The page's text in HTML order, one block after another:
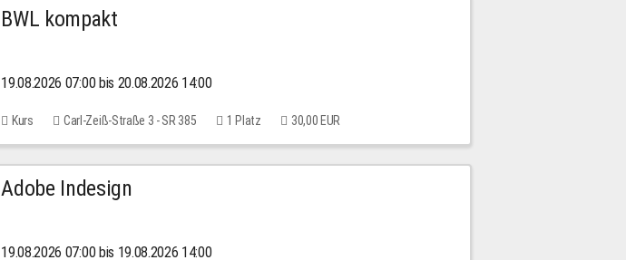
BWL kompakt
19.08.2026 07:00 bis 20.08.2026 14:00
Kurs Carl-Zeiß-Straße 3 - SR 385 1 Platz 30,00 EUR
Adobe Indesign
19.08.2026 07:00 bis 19.08.2026 14:00